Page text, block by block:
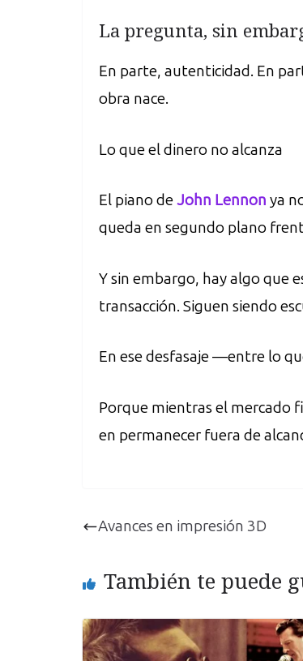
La pregunta, sin
En parte, autenticidad. En
obra nace.
Lo que el dinero no alcanza
El piano deJohn Lennon ya
queda en segundo plano
Y sin embargo, hay algo que
transacción. Siguen siendo
En ese desfasaje —entre lo
Porque mientras el mercado
en permanecer fuera de
Avances en impresión 3D
También te puede